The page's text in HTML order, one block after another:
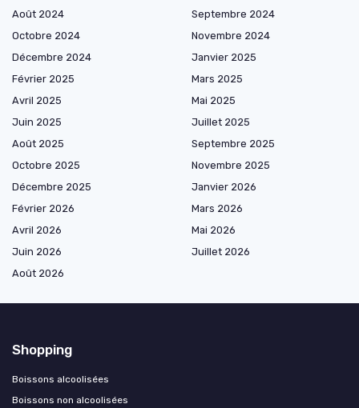
Août 2024
Septembre 2024
Octobre 2024
Novembre 2024
Décembre 2024
Janvier 2025
Février 2025
Mars 2025
Avril 2025
Mai 2025
Juin 2025
Juillet 2025
Août 2025
Septembre 2025
Octobre 2025
Novembre 2025
Décembre 2025
Janvier 2026
Février 2026
Mars 2026
Avril 2026
Mai 2026
Juin 2026
Juillet 2026
Août 2026
Shopping
Boissons alcoolisées
Boissons non alcoolisées